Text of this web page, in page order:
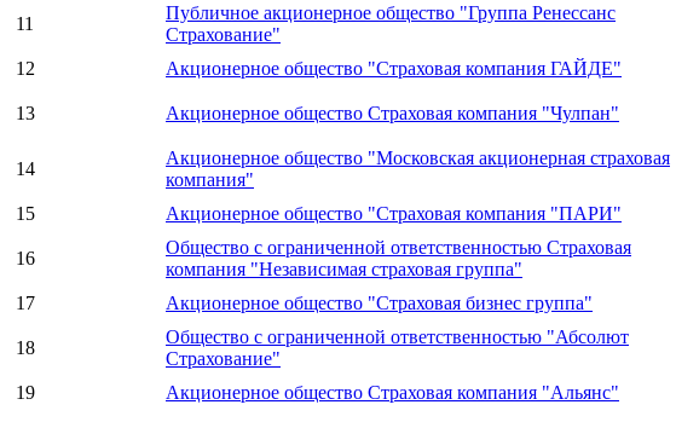
11
Публичное акционерное общество "Группа Ренессанс
Страхование"
12 Акционерное общество "Страховая компания ГАЙДЕ"
13 Акционерное общество Страховая компания "Чулпан"
14
Акционерное общество "Московская акционерная страховая
компания"
15 Акционерное общество "Страховая компания "ПАРИ"
16
Общество с ограниченной ответственностью Страховая
компания "Независимая страховая группа"
17 Акционерное общество "Страховая бизнес группа"
18
Общество с ограниченной ответственностью "Абсолют
Страхование"
19 Акционерное общество Страховая компания "Альянс"